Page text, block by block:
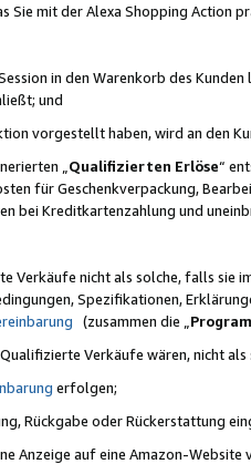
Sie mit der Alexa Shopping Action
in den Warenkorb des
und
vorgestellt haben, wird an den
„ Qualifizierten Erlöse“
für Geschenkverpackung,
bei Kreditkartenzahlung und
Verkäufe nicht als solche, falls sie
Spezifikationen,
(zusammen die „
Verkäufe wären, nicht
erfolgen;
Rückgabe oder Rückerstattung
Anzeige auf eine Amazon-